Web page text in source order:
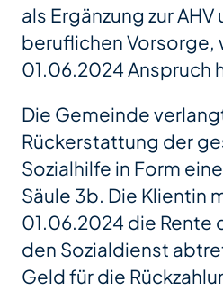
als Ergänzung zur
beruflichen Vorsorge,
01.06.2024 Anspruch
Die Gemeinde
Rückerstattung der
Sozialhilfe in Form
Säule 3b. Die Klientin
01.06.2024 die Rente
den Sozialdienst
Geld für die